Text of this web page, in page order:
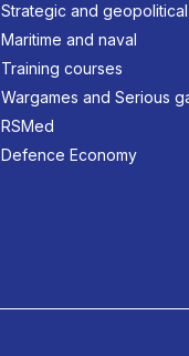
Strategic and
Maritime and naval
Training courses
Wargames and Serious
RSMed
Defence Economy